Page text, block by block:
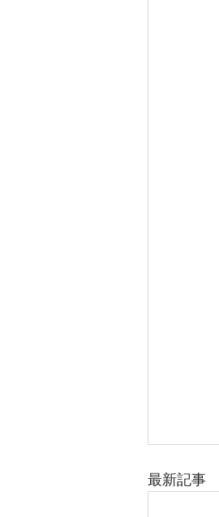
最新記事